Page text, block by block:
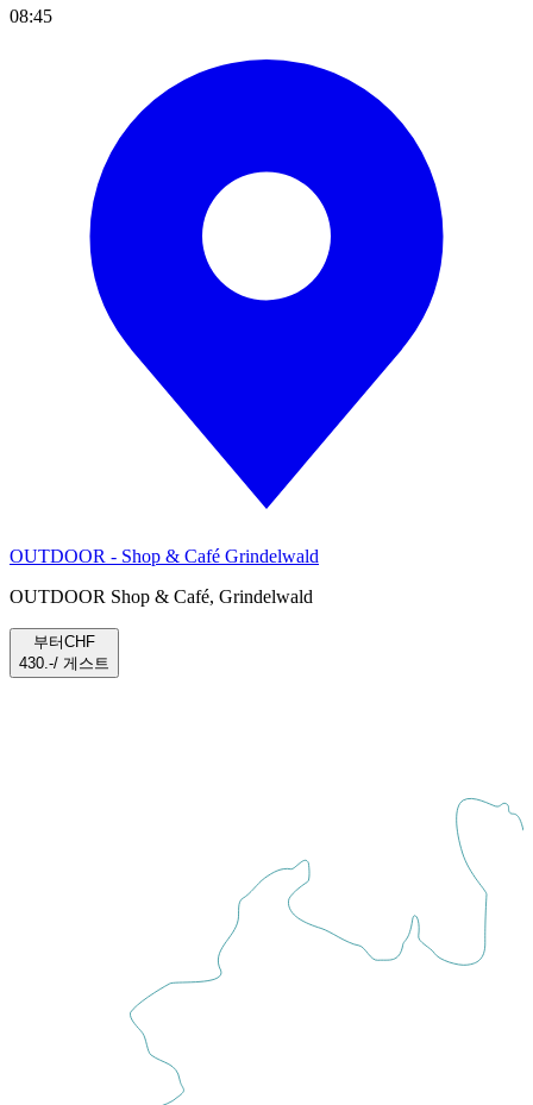
08:45
OUTDOOR - Shop & Café Grindelwald
OUTDOOR Shop & Café, Grindelwald
부터CHF
430.-/ 게스트